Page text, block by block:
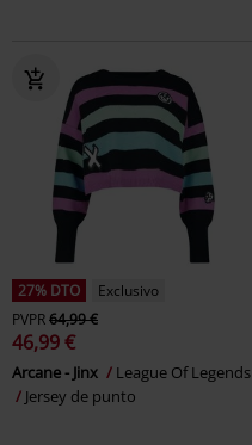
27% DTO
Exclusivo
PVPR64,99 €
46,99 €
Arcane - Jinx
League Of Legends
Jersey de punto